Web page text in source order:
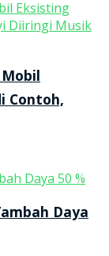
Contoh,
Daya